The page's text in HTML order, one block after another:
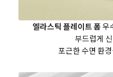
엘라스틱 플레이트 폼 우
부드럽게
포근한 수면 환